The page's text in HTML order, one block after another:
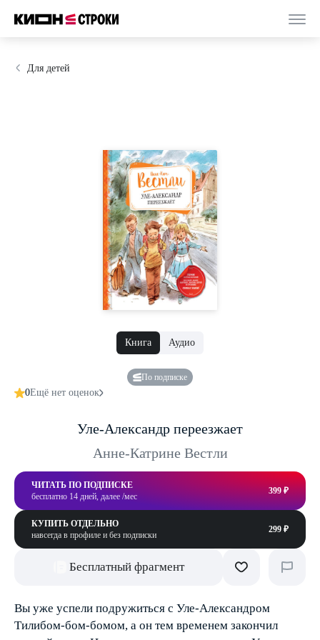
Для детей
Книга Аудио
По подписке
0Ещё нет оценок
Уле-Александр переезжает
Анне-Катрине Вестли
ЧИТАТЬ ПО ПОДПИСКЕ
бесплатно 14 дней, далее /мес
399 ₽
КУПИТЬ ОТДЕЛЬНО
навсегда в профиле и без подписки
299 ₽
Бесплатный фрагмент
Вы уже успели подружиться с Уле-Александром
Тилибом-бом-бомом, а он тем временем закончил